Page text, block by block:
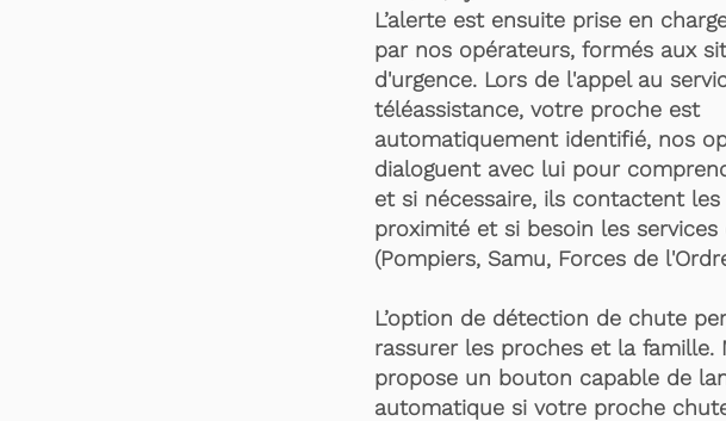
L’alerte est ensuite prise en
par nos opérateurs, formés aux
d'urgence. Lors de l'appel au
téléassistance, votre proche est
automatiquement identifié, nos
dialoguent avec lui pour
et si nécessaire, ils contactent
proximité et si besoin les services
(Pompiers, Samu, Forces de
L’option de détection de chute
rassurer les proches et la famille.
propose un bouton capable de
automatique si votre proche